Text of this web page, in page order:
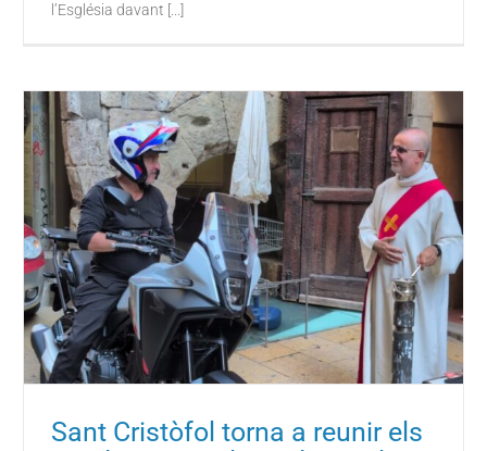
l’Església davant [...]
Sant Cristòfol torna a reunir els